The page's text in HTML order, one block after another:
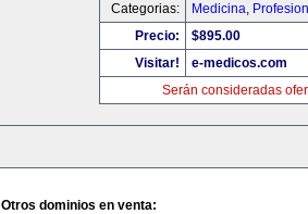
Categorias:
Medicina,
Precio:
$895.00
Visitar!
e-medicos.com
Serán consideradas
Otros dominios en venta: